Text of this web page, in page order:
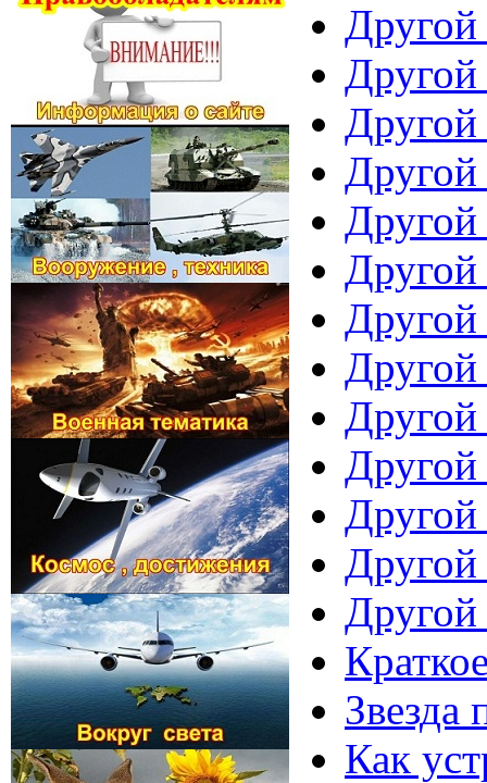
Другой
Другой
Другой
Другой
Другой
Другой
Другой
Другой
Как